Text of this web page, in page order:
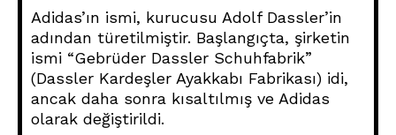
Adidas’ın ismi, kurucusu Adolf Dassler’in
adından türetilmiştir. Başlangıçta, şirketin
ismi “Gebrüder Dassler Schuhfabrik”
(Dassler Kardeşler Ayakkabı Fabrikası) idi,
ancak daha sonra kısaltılmış ve Adidas
olarak değiştirildi.